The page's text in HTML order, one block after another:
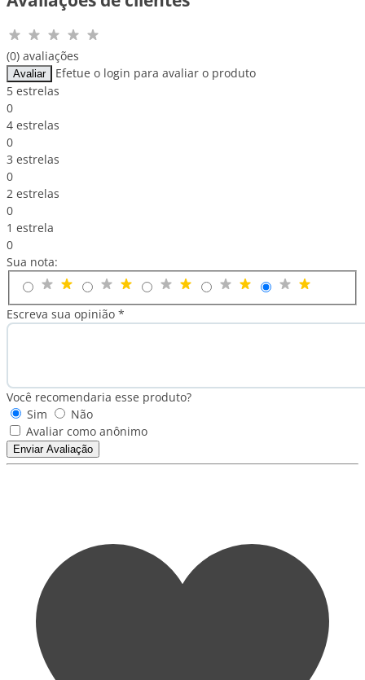
(0) avaliações
Avaliar
Efetue o login para avaliar o produto
5 estrelas
0
4 estrelas
0
3 estrelas
0
2 estrelas
0
1 estrela
0
Sua nota:
Escreva sua opinião *
Você recomendaria esse produto?
Sim
Não
Avaliar como anônimo
Enviar Avaliação